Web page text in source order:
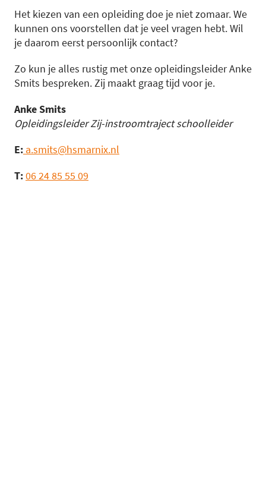
Het kiezen van een opleiding doe je niet zomaar. We
kunnen ons voorstellen dat je veel vragen hebt. Wil
je daarom eerst persoonlijk contact?
Zo kun je alles rustig met onze opleidingsleider Anke
Smits bespreken. Zij maakt graag tijd voor je.
Anke Smits
Opleidingsleider Zij-instroomtraject schoolleider
E: a.smits@hsmarnix.nl
T:06 24 85 55 09